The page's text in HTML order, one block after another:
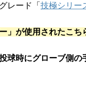
レード「 技極シリー
」が使用されたこち
球時にグローブ側の